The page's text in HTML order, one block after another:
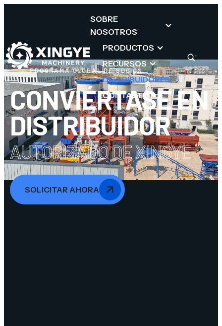
SOBRE
NOSOTROS
PRODUCTOS
RECURSOS
DISTRIBUIDORES
CONTACTO
PROGRAMA GLOBAL DE SOCIOS
CONVIÉRTASE EN
DISTRIBUIDOR
AUTORIZADO DE XINGYE
SOLICITAR AHORA